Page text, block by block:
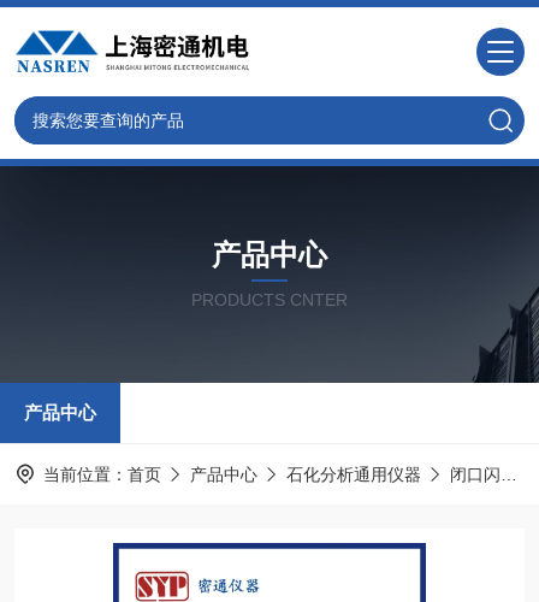
产品中心
PRODUCTS CNTER
产品中心
当前位置： 首页 产品中心 石化分析通用仪器 闭口闪点试验仪器